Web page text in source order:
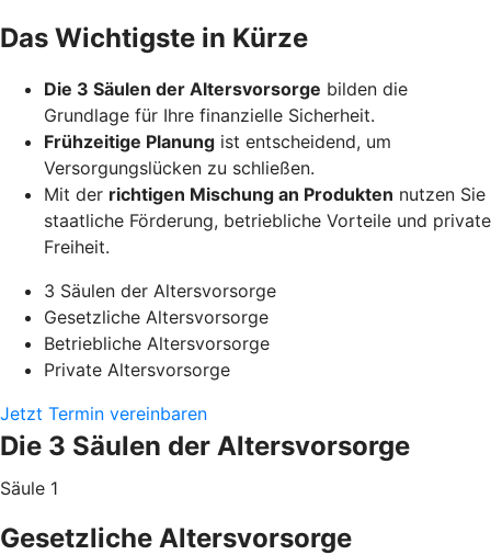
Das Wichtigste in Kürze
Die 3 Säulen der Altersvorsorge bilden die
Grundlage für Ihre finanzielle Sicherheit.
Frühzeitige Planung ist entscheidend, um
Versorgungslücken zu schließen.
Mit der richtigen Mischung an Produkten nutzen Sie
staatliche Förderung, betriebliche Vorteile und private
Freiheit.
3 Säulen der Altersvorsorge
Gesetzliche Altersvorsorge
Betriebliche Altersvorsorge
Private Altersvorsorge
Jetzt Termin vereinbaren
Die 3 Säulen der Altersvorsorge
Säule 1
Gesetzliche Altersvorsorge